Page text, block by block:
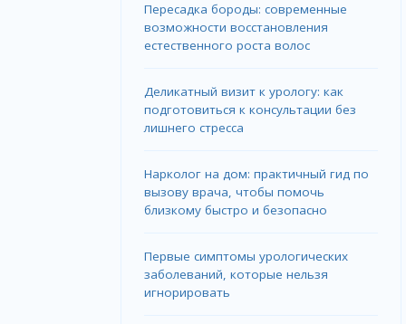
Пересадка бороды: современные
возможности восстановления
естественного роста волос
Деликатный визит к урологу: как
подготовиться к консультации без
лишнего стресса
Нарколог на дом: практичный гид по
вызову врача, чтобы помочь
близкому быстро и безопасно
Первые симптомы урологических
заболеваний, которые нельзя
игнорировать